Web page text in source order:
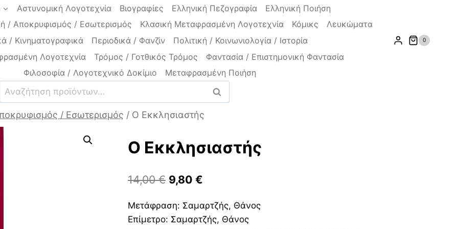
Αστυνομική Λογοτεχνία Βιογραφίες Ελληνική Πεζογραφία
Ελληνική Ποιήση
/ Αποκρυφισμός / Εσωτερισμός
Κλασική Μεταφρασμένη Λογοτεχνία Κόμικς
Λευκώματα
/ Κινηματογραφικά
Περιοδικά / Φανζίν
Πολιτική / Κοινωνιολογία / Ιστορία
Λογοτεχνία
Τρόμος / Γοτθικός Τρόμος
Φαντασία / Επιστημονική Φαντασία
Φιλοσοφία / Λογοτεχνικό Δοκίμιο
Μεταφρασμένη Ποιήση
0
Αναζήτηση
για:
Αναζήτηση
/ Εσωτερισμός / Ο Εκκλησιαστής
Ο Εκκλησιαστής
14,00€ Original
was:
9,80 €Η
τιμή
Μετάφραση: Σαμαρτζής, Θάνος
Επίμετρο: Σαμαρτζής, Θάνος